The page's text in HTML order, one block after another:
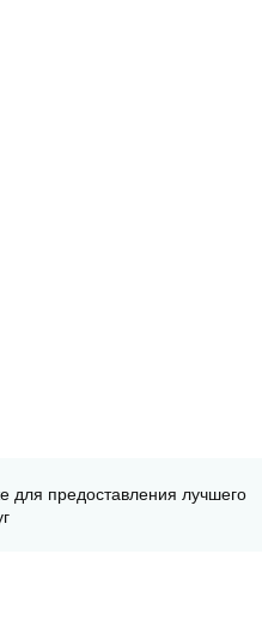
для предоставления лучшего